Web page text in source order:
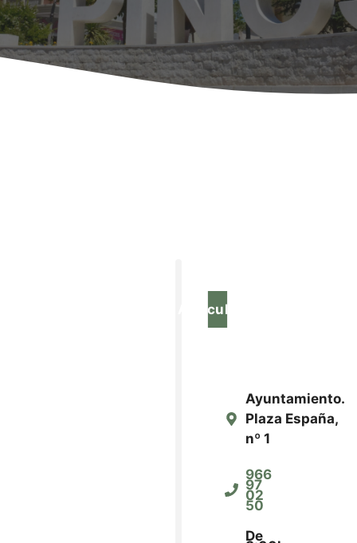
Agricultura
Ayuntamiento.
Plaza España,
nº 1
966
97
02
50
De